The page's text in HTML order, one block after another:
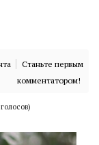
Станьте первым
комментатором!